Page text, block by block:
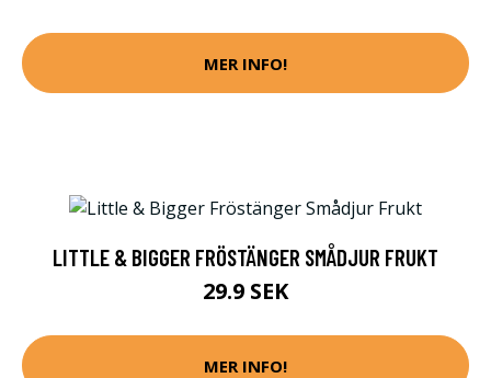
MER INFO!
LITTLE & BIGGER FRÖSTÄNGER SMÅDJUR FRUKT
29.9 SEK
MER INFO!